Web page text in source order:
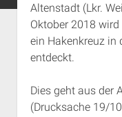
Altenstadt (Lkr.
Oktober 2018
ein Hakenkreuz in
entdeckt.
Dies geht aus der
(Drucksache 19/